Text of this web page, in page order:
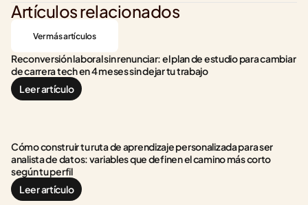
Artículos relacionados
Ver más artículos
Reconversión laboral sin renunciar: el plan de estudio para cambiar
de carrera tech en 4 meses sin dejar tu trabajo
Leer artículo
Cómo construir tu ruta de aprendizaje personalizada para ser
analista de datos: variables que definen el camino más corto
según tu perfil
Leer artículo